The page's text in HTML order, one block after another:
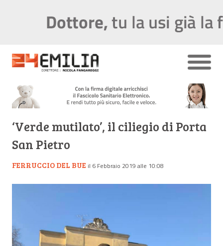
‘Verde mutilato’, il ciliegio di Porta
San Pietro
FERRUCCIO DEL BUE il 6 Febbraio 2019 alle 10:08